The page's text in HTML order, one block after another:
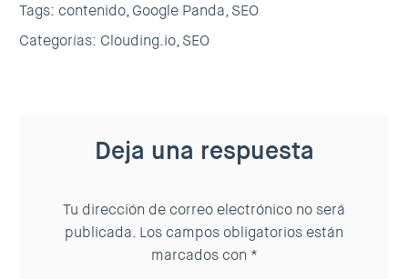
Tags: contenido,Google Panda,SEO
Categorías: Clouding.io,SEO
Deja una respuesta
Tu dirección de correo electrónico no será
publicada. Los campos obligatorios están
marcados con *